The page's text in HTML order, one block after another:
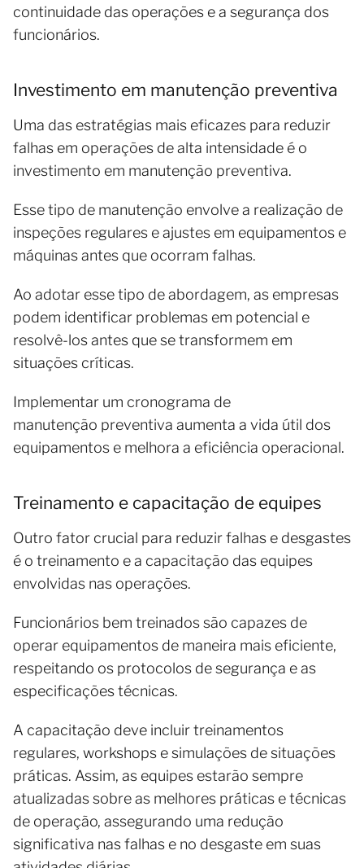
continuidade das operações e a segurança dos
funcionários.
Investimento em manutenção preventiva
Uma das estratégias mais eficazes para reduzir
falhas em operações de alta intensidade é o
investimento em manutenção preventiva.
Esse tipo de manutenção envolve a realização de
inspeções regulares e ajustes em equipamentos e
máquinas antes que ocorram falhas.
Ao adotar esse tipo de abordagem, as empresas
podem identificar problemas em potencial e
resolvê-los antes que se transformem em
situações críticas.
Implementar um cronograma de
manutenção preventiva aumenta a vida útil dos
equipamentos e melhora a eficiência operacional.
Treinamento e capacitação de equipes
Outro fator crucial para reduzir falhas e desgastes
é o treinamento e a capacitação das equipes
envolvidas nas operações.
Funcionários bem treinados são capazes de
operar equipamentos de maneira mais eficiente,
respeitando os protocolos de segurança e as
especificações técnicas.
A capacitação deve incluir treinamentos
regulares, workshops e simulações de situações
práticas. Assim, as equipes estarão sempre
atualizadas sobre as melhores práticas e técnicas
de operação, assegurando uma redução
significativa nas falhas e no desgaste em suas